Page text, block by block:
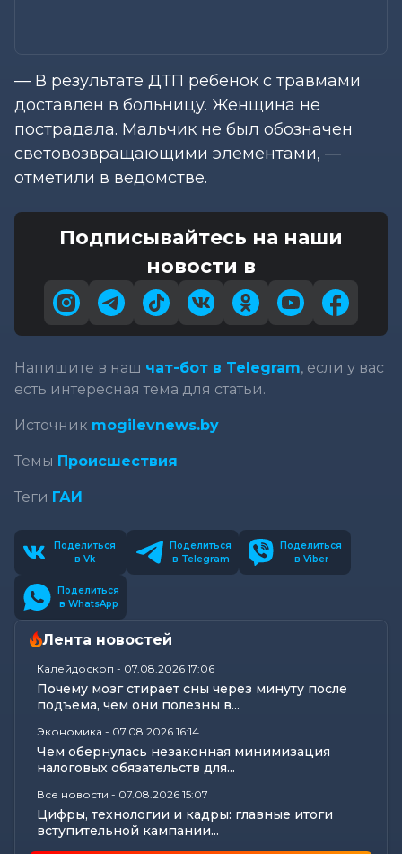
— В результате ДТП ребенок с травмами
доставлен в больницу. Женщина не
пострадала. Мальчик не был обозначен
световозвращающими элементами, —
отметили в ведомстве.
Подписывайтесь на наши
новости в
Напишите в наш чат-бот в Telegram, если у вас
есть интересная тема для статьи.
Источник mogilevnews.by
Темы Происшествия
Теги ГАИ
Поделиться
в Vk
Поделиться
в Telegram
Поделиться
в Viber
Поделиться
в WhatsApp
Лента новостей
Калейдоскоп - 07.08.2026 17:06
Почему мозг стирает сны через минуту после
подъема, чем они полезны в...
Экономика - 07.08.2026 16:14
Чем обернулась незаконная минимизация
налоговых обязательств для...
Все новости - 07.08.2026 15:07
Цифры, технологии и кадры: главные итоги
вступительной кампании...